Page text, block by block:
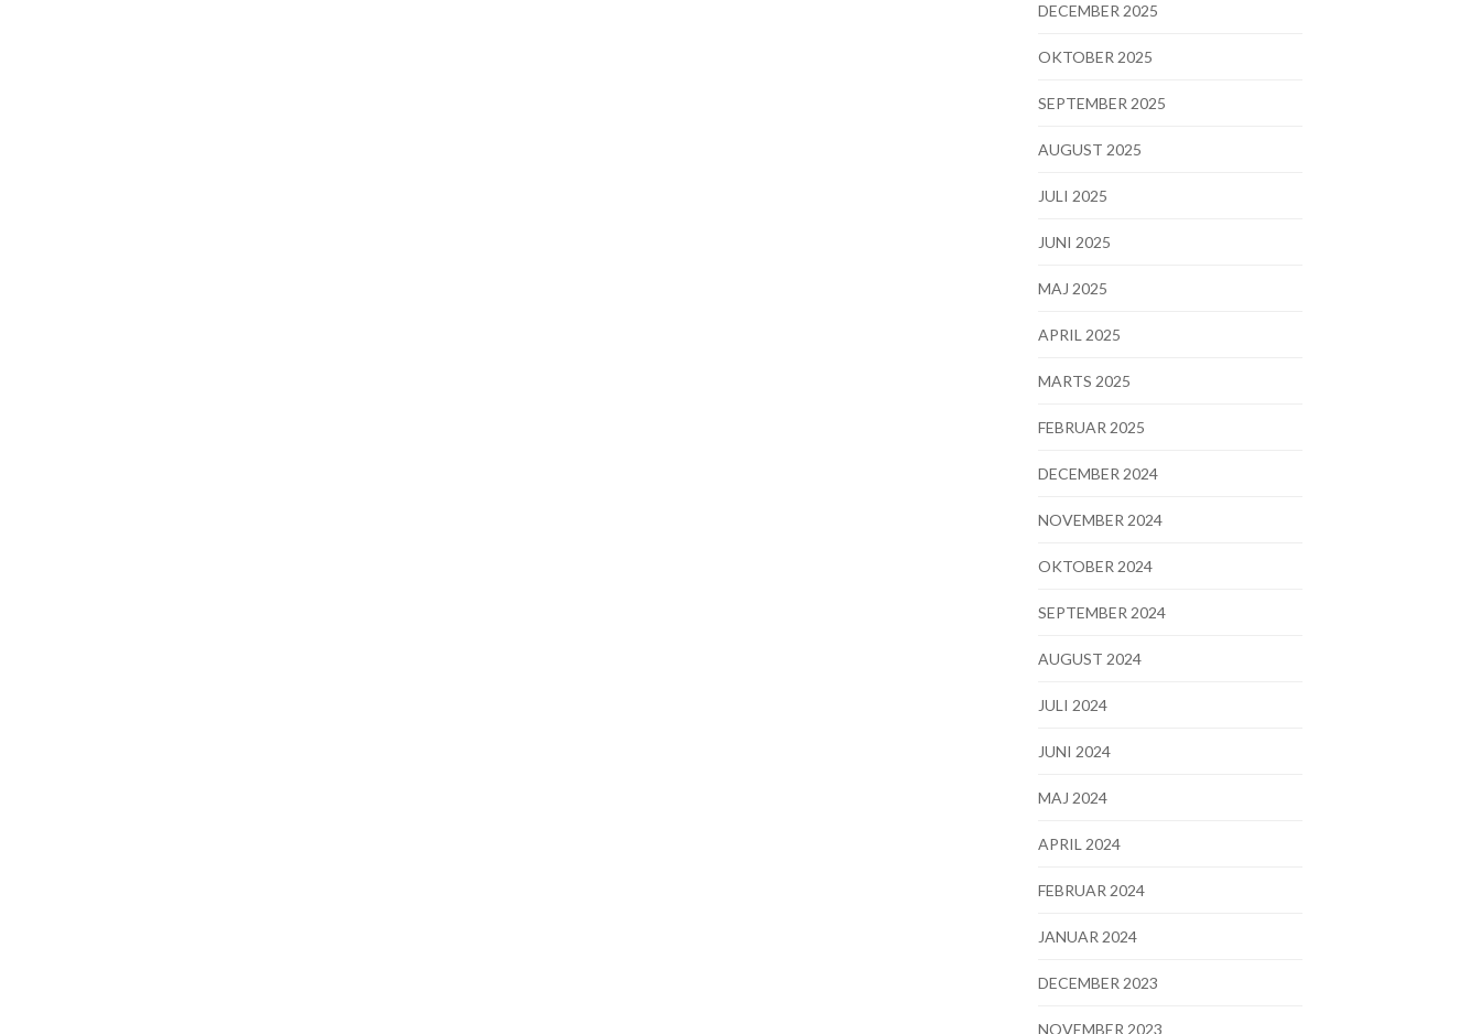
DECEMBER 2025
OKTOBER 2025
SEPTEMBER 2025
AUGUST 2025
JULI 2025
JUNI 2025
MAJ 2025
APRIL 2025
MARTS 2025
FEBRUAR 2025
DECEMBER 2024
NOVEMBER 2024
OKTOBER 2024
SEPTEMBER 2024
AUGUST 2024
JULI 2024
JUNI 2024
MAJ 2024
APRIL 2024
FEBRUAR 2024
JANUAR 2024
DECEMBER 2023
NOVEMBER 2023